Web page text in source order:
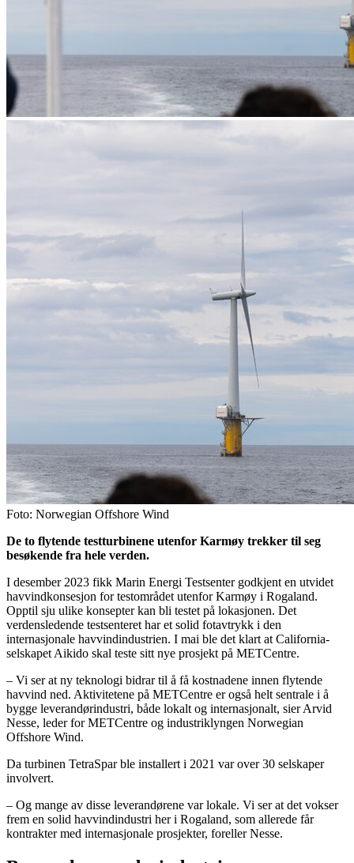
Foto: Norwegian Offshore Wind
De to flytende testturbinene utenfor Karmøy trekker til seg
besøkende fra hele verden.
I desember 2023 fikk Marin Energi Testsenter godkjent en utvidet
havvindkonsesjon for testområdet utenfor Karmøy i Rogaland.
Opptil sju ulike konsepter kan bli testet på lokasjonen. Det
verdensledende testsenteret har et solid fotavtrykk i den
internasjonale havvindindustrien. I mai ble det klart at California-
selskapet Aikido skal teste sitt nye prosjekt på METCentre.
– Vi ser at ny teknologi bidrar til å få kostnadene innen flytende
havvind ned. Aktivitetene på METCentre er også helt sentrale i å
bygge leverandørindustri, både lokalt og internasjonalt, sier Arvid
Nesse, leder for METCentre og industriklyngen Norwegian
Offshore Wind.
Da turbinen TetraSpar ble installert i 2021 var over 30 selskaper
involvert.
– Og mange av disse leverandørene var lokale. Vi ser at det vokser
frem en solid havvindindustri her i Rogaland, som allerede får
kontrakter med internasjonale prosjekter, foreller Nesse.